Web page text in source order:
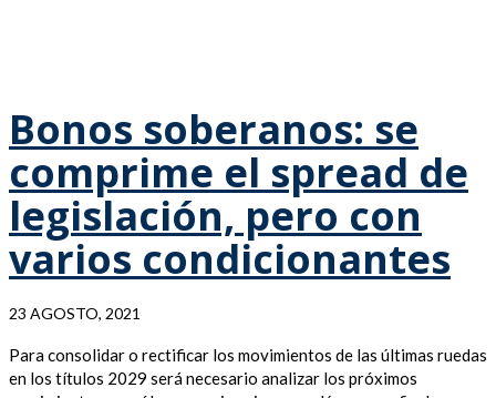
Bonos soberanos: se
comprime el spread de
legislación, pero con
varios condicionantes
23 AGOSTO, 2021
Para consolidar o rectificar los movimientos de las últimas ruedas
en los títulos 2029 será necesario analizar los próximos